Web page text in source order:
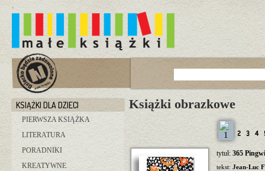
KSIĄŻKI DLA DZIECI
PIERWSZA KSIĄŻKA
LITERATURA
PORADNIKI
KREATYWNE
Książki obrazkowe
tytuł: 365
tekst: Jean-Luc